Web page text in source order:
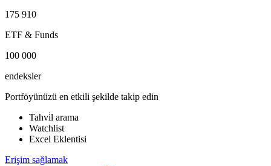
175 910
ETF & Funds
100 000
endeksler
Portföyünüzü en etkili şekilde takip edin
Tahvi̇l arama
Watchlist
Excel Eklentisi
Erişim sağlamak